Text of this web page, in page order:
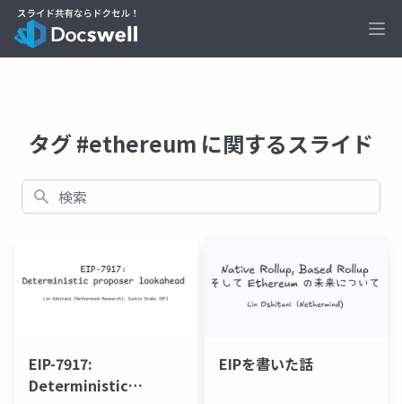
タグ #ethereum に関するスライド
検索
EIP-7917:
Deterministic
EIPを書いた話